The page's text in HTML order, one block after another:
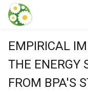
本文に飛ぶ
EMPIRICAL
THE ENERGY
FROM BPA'S